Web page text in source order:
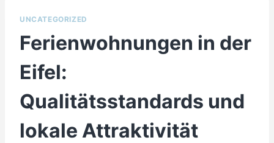
UNCATEGORIZED
Ferienwohnungen in der
Eifel:
Qualitätsstandards und
lokale Attraktivität